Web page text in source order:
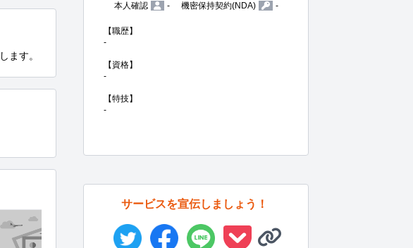
ます。
本人確認
- 機密保持契約(NDA) -
【職歴】
-
【資格】
-
【特技】
-
サービスを宣伝しましょう！